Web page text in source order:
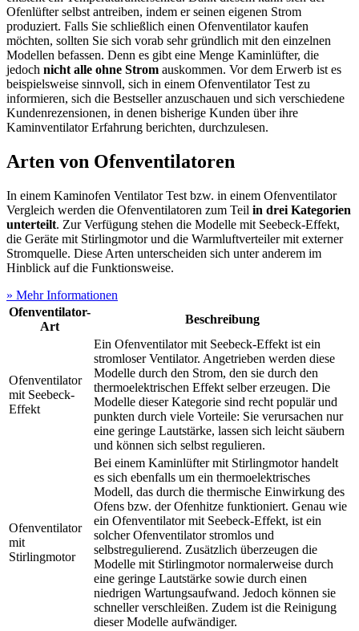
Ofenlüfter selbst antreiben, indem er seinen eigenen Strom
produziert. Falls Sie schließlich einen Ofenventilator kaufen
möchten, sollten Sie sich vorab sehr gründlich mit den einzelnen
Modellen befassen. Denn es gibt eine Menge Kaminlüfter, die
jedoch nicht alle ohne Strom auskommen. Vor dem Erwerb ist es
beispielsweise sinnvoll, sich in einem Ofenventilator Test zu
informieren, sich die Bestseller anzuschauen und sich verschiedene
Kundenrezensionen, in denen bisherige Kunden über ihre
Kaminventilator Erfahrung berichten, durchzulesen.
Arten von Ofenventilatoren
In einem Kaminofen Ventilator Test bzw. in einem Ofenventilator
Vergleich werden die Ofenventilatoren zum Teil in drei Kategorien
unterteilt. Zur Verfügung stehen die Modelle mit Seebeck-Effekt,
die Geräte mit Stirlingmotor und die Warmluftverteiler mit externer
Stromquelle. Diese Arten unterscheiden sich unter anderem im
Hinblick auf die Funktionsweise.
» Mehr Informationen
Ofenventilator-
Art
Beschreibung
Ofenventilator
mit Seebeck-
Effekt
Ein Ofenventilator mit Seebeck-Effekt ist ein
stromloser Ventilator. Angetrieben werden diese
Modelle durch den Strom, den sie durch den
thermoelektrischen Effekt selber erzeugen. Die
Modelle dieser Kategorie sind recht populär und
punkten durch viele Vorteile: Sie verursachen nur
eine geringe Lautstärke, lassen sich leicht säubern
und können sich selbst regulieren.
Ofenventilator
mit
Stirlingmotor
Bei einem Kaminlüfter mit Stirlingmotor handelt
es sich ebenfalls um ein thermoelektrisches
Modell, das durch die thermische Einwirkung des
Ofens bzw. der Ofenhitze funktioniert. Genau wie
ein Ofenventilator mit Seebeck-Effekt, ist ein
solcher Ofenventilator stromlos und
selbstregulierend. Zusätzlich überzeugen die
Modelle mit Stirlingmotor normalerweise durch
eine geringe Lautstärke sowie durch einen
niedrigen Wartungsaufwand. Jedoch können sie
schneller verschleißen. Zudem ist die Reinigung
dieser Modelle aufwändiger.